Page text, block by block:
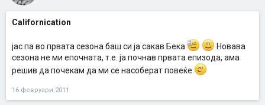
Californication
јас па во првата сезона баш си ја сакав Бека
Новава
сезона не ми епочната, т.е. ја почнав првата епизода, ама
решив да почекам да ми се насоберат повеќе
16 февруари 2011